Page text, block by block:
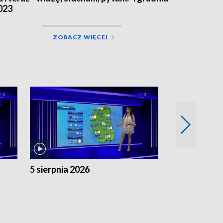
ZOBACZ WIĘCEJ
5 sierpnia 2026